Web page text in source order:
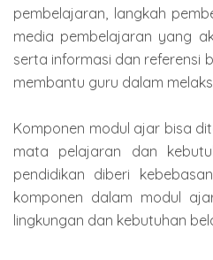
pembelajaran, langkah
media pembelajaran yang
serta informasi dan referensi
membantu guru dalam
Komponen modul ajar bisa
mata pelajaran dan
pendidikan diberi
komponen dalam modul
lingkungan dan kebutuhan